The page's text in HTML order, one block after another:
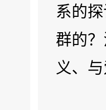
系的
群的
义、